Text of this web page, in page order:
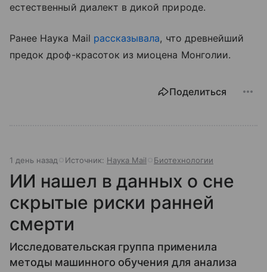
естественный диалект в дикой природе.
Ранее Наука Mail рассказывала, что древнейший
предок дроф-красоток из миоцена Монголии.
Поделиться
1 день назад Источник: Наука Mail Биотехнологии
ИИ нашел в данных о сне
скрытые риски ранней
смерти
Исследовательская группа применила
методы машинного обучения для анализа